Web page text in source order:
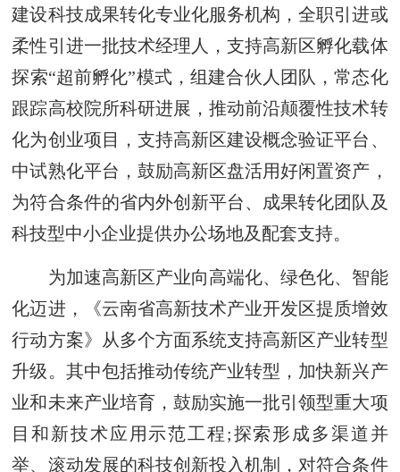
建设科技成果转化专业化服务机构，全职引进或
柔性引进一批技术经理人，支持高新区孵化载体
探索“超前孵化”模式，组建合伙人团队，常态化
跟踪高校院所科研进展，推动前沿颠覆性技术转
化为创业项目，支持高新区建设概念验证平台、
中试熟化平台，鼓励高新区盘活用好闲置资产，
为符合条件的省内外创新平台、成果转化团队及
科技型中小企业提供办公场地及配套支持。
为加速高新区产业向高端化、绿色化、智能
化迈进，《云南省高新技术产业开发区提质增效
行动方案》从多个方面系统支持高新区产业转型
升级。其中包括推动传统产业转型，加快新兴产
业和未来产业培育，鼓励实施一批引领型重大项
目和新技术应用示范工程;探索形成多渠道并
举、滚动发展的科技创新投入机制，对符合条件